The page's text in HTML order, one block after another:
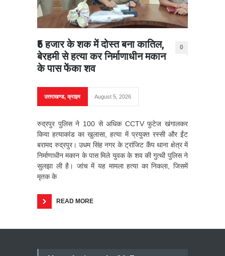
₹5 हजार के शक में दोस्त बना कातिल,
बेरहमी से हत्या कर निर्माणाधीन मकान
के पास फेंका शव
0
उत्तराखण्ड,क्राइम August 5, 2026
रुद्रपुर पुलिस ने 100 से अधिक CCTV फुटेज खंगालकर
किया हत्याकांड का खुलासा, हत्या में प्रयुक्त रस्सी और ईंट
बरामद रुद्रपुर। उधम सिंह नगर के ट्रांजिट कैंप थाना क्षेत्र में
निर्माणाधीन मकान के पास मिले युवक के शव की गुत्थी पुलिस ने
सुलझा ली है। जांच में यह मामला हत्या का निकला, जिसमें
मृतक के
READ MORE